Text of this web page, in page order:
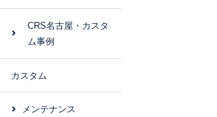
CRS名古屋・カスタ
ム事例
カスタム
メンテナンス